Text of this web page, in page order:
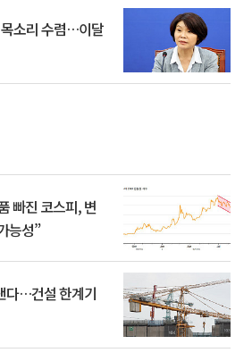
소리 수렴…이달
빠진 코스피, 변
능성”
다…건설 한계기